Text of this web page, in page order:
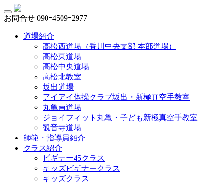
お問合せ 090ｰ4509ｰ2977
道場紹介
高松西道場（香川中央支部 本部道場）
高松東道場
高松中央道場
高松北教室
坂出道場
アイアイ体操クラブ坂出・新極真空手教室
丸亀南道場
ジョイフィット丸亀・子ども新極真空手教室
観音寺道場
師範・指導員紹介
クラス紹介
ビギナー45クラス
キッズビギナークラス
キッズクラス